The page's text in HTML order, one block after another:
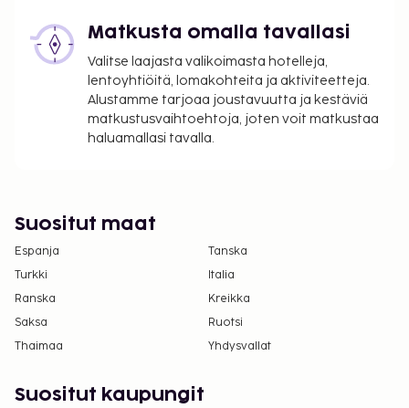
10.00 ja viikonloppuisin klo 7.00–11.00. Tämän
majoituspaikan virallisen tähtiluokituksen on
myöntänyt Ranskan turismin kehitysjärjestö ATOUT.
Seuraavat tilat tai palvelut on suljettu 16.4.2026–
30.6.2026 (päivät saattavat muuttua):
Kuntoilutilat
Uima-allas
Majoituspaikka veloittaa seuraavat paikan päällä
suoritettavat maksut. Maksuihin saattaa sisältyä
sovellettavat verot:
per yö. Tätä veroa ei peritä alle 18 vuotta
Matkusta omalla tavallasi
Valitse laajasta valikoimasta hotelleja,
lentoyhtiöitä, lomakohteita ja aktiviteetteja.
Alustamme tarjoaa joustavuutta ja kestäviä
matkustusvaihtoehtoja, joten voit matkustaa
haluamallasi tavalla.
Suositut maat
Espanja
Tanska
Turkki
Italia
Ranska
Kreikka
Saksa
Ruotsi
Thaimaa
Yhdysvallat
Suositut kaupungit